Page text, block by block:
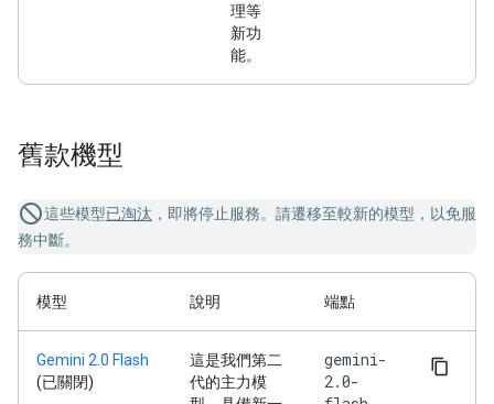
理等
新功
能。
舊款機型
這些模型已淘汰 ，即將停止服務。請遷移至較新的模型，以免服
務中斷。
模型 說明 端點
Gemini 2.0 Flash
(已關閉)
這是我們第二
代的主力模
gemini-
2.0-